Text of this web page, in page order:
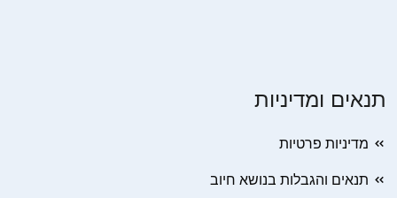
תנאים ומדיניות
מדיניות פרטיות
תנאים והגבלות בנושא חיוב